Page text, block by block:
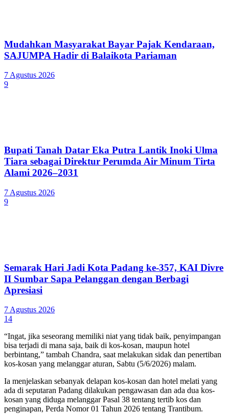
Mudahkan Masyarakat Bayar Pajak Kendaraan,
SAJUMPA Hadir di Balaikota Pariaman
7 Agustus 2026
9
Bupati Tanah Datar Eka Putra Lantik Inoki Ulma
Tiara sebagai Direktur Perumda Air Minum Tirta
Alami 2026–2031
7 Agustus 2026
9
Semarak Hari Jadi Kota Padang ke-357, KAI Divre
II Sumbar Sapa Pelanggan dengan Berbagi
Apresiasi
7 Agustus 2026
14
“Ingat, jika seseorang memiliki niat yang tidak baik, penyimpangan
bisa terjadi di mana saja, baik di kos-kosan, maupun hotel
berbintang,” tambah Chandra, saat melakukan sidak dan penertiban
kos-kosan yang melanggar aturan, Sabtu (5/6/2026) malam.
Ia menjelaskan sebanyak delapan kos-kosan dan hotel melati yang
ada di seputaran Padang dilakukan pengawasan dan ada dua kos-
kosan yang diduga melanggar Pasal 38 tentang tertib kos dan
penginapan, Perda Nomor 01 Tahun 2026 tentang Trantibum.